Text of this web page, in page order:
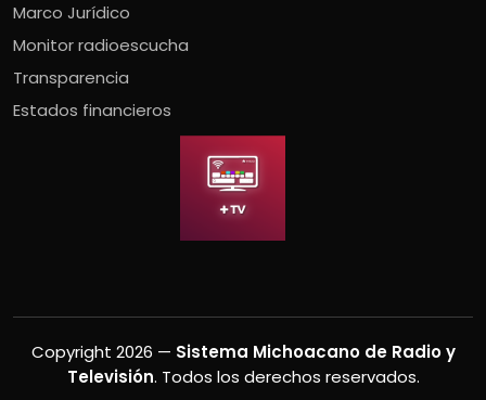
Marco Jurídico
Monitor radioescucha
Transparencia
Estados financieros
Copyright 2026 — Sistema Michoacano de Radio y
Televisión. Todos los derechos reservados.